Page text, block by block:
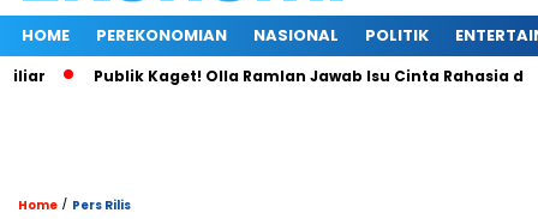
HOME PEREKONOMIAN NASIONAL POLITIK
Publik Kaget! Olla Ramlan Jawab Isu Cinta Rahasia dengan
Home / Pers Rilis